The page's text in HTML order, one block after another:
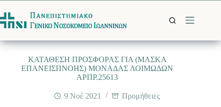
στο
περιεχόμενο
ΚΑΤΑΘΕΣΗ ΠΡΟΣΦΟΡΑΣ ΓΙΑ (ΜΑΣΚΑ
ΕΠΑΝΕΙΣΠΝΟΗΣ) ΜΟΝΑΔΑΣ ΛΟΙΜΩΔΩΝ
ΑΡΠΡ.25613
9 Νοέ 2021 Προμήθειες